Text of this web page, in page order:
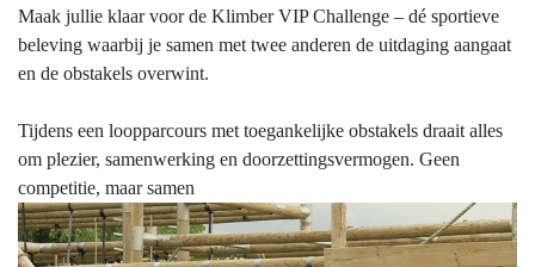
Maak jullie klaar voor de Klimber VIP Challenge – dé sportieve
beleving waarbij je samen met twee anderen de uitdaging aangaat
en de obstakels overwint.
Tijdens een loopparcours met toegankelijke obstakels draait alles
om plezier, samenwerking en doorzettingsvermogen. Geen
competitie, maar samen